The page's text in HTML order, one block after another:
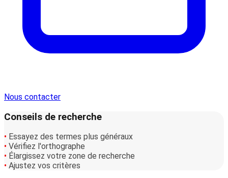
Nous contacter
Conseils de recherche
• Essayez des termes plus généraux
• Vérifiez l'orthographe
• Élargissez votre zone de recherche
• Ajustez vos critères